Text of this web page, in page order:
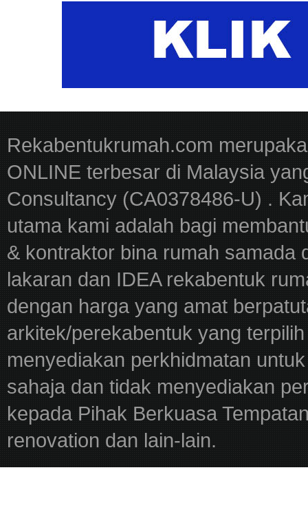
Rekabentukrumah.com
ONLINE terbesar di Malaysia
Consultancy (CA0378486-U) .
utama kami adalah bagi
& kontraktor bina rumah samada
lakaran dan IDEA rekabentuk
dengan harga yang amat
arkitek/perekabentuk yang
menyediakan perkhidmatan
sahaja dan tidak menyediakan
kepada Pihak Berkuasa
renovation dan lain-lain.